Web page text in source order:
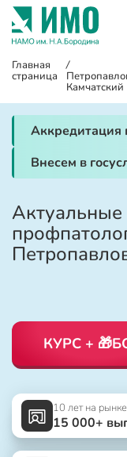
Главная
страница
/
Камчатский
Аккредитация
Внесем в
КУРС +
10 лет на рынке
15 000+